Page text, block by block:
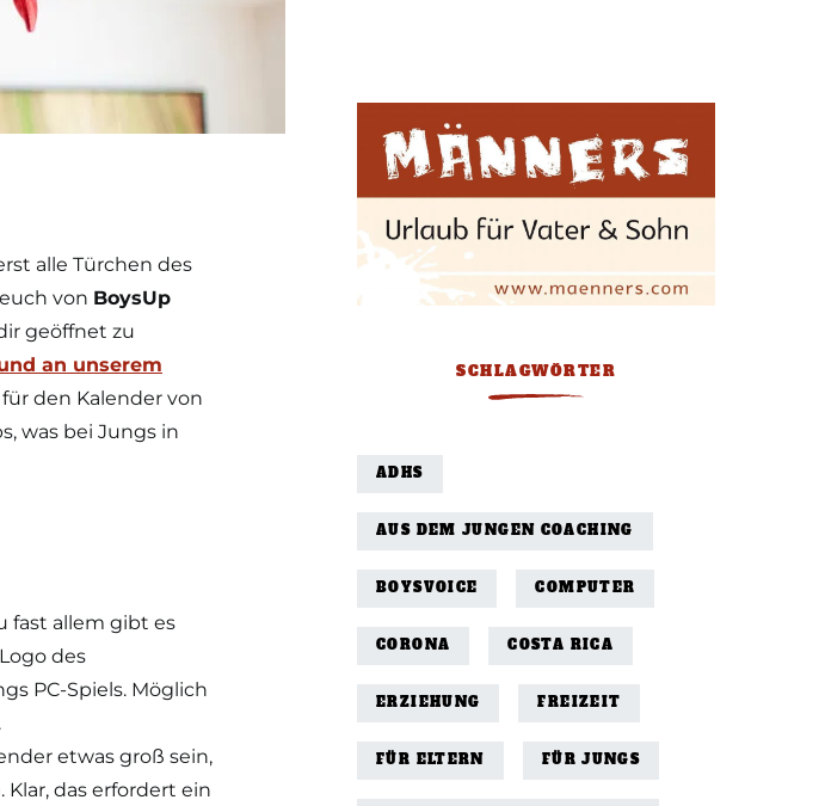
alle Türchen des
von BoysUp
geöffnet zu
an unserem
den Kalender von
was bei Jungs in
fast allem gibt es
des
PC-Spiels. Möglich
etwas groß sein,
das erfordert ein
SCHLAGWÖRTER
ADHS
AUS DEM JUNGEN COACHING
BOYSVOICE COMPUTER
CORONA COSTA RICA
ERZIEHUNG FREIZEIT
FÜR ELTERN FÜR JUNGS